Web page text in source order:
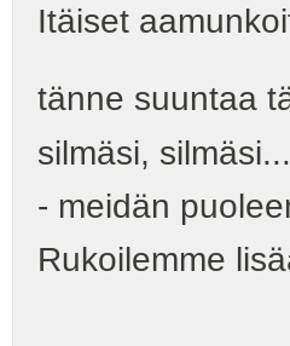
Itäiset
tänne suuntaa
silmäsi,
- meidän
Rukoilemme